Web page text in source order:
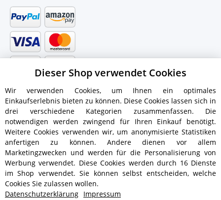
Versandinformationen
ab 5,90 € - Ab 300 € Bestellwert
Dieser Shop verwendet Cookies
Wir verwenden Cookies, um Ihnen ein optimales
Einkaufserlebnis bieten zu können. Diese Cookies lassen sich in
drei verschiedene Kategorien zusammenfassen. Die
notwendigen werden zwingend für Ihren Einkauf benötigt.
Weitere Cookies verwenden wir, um anonymisierte Statistiken
anfertigen zu können. Andere dienen vor allem
Marketingzwecken und werden für die Personalisierung von
Werbung verwendet. Diese Cookies werden durch 16 Dienste
im Shop verwendet. Sie können selbst entscheiden, welche
Cookies Sie zulassen wollen.
Datenschutzerklärung Impressum